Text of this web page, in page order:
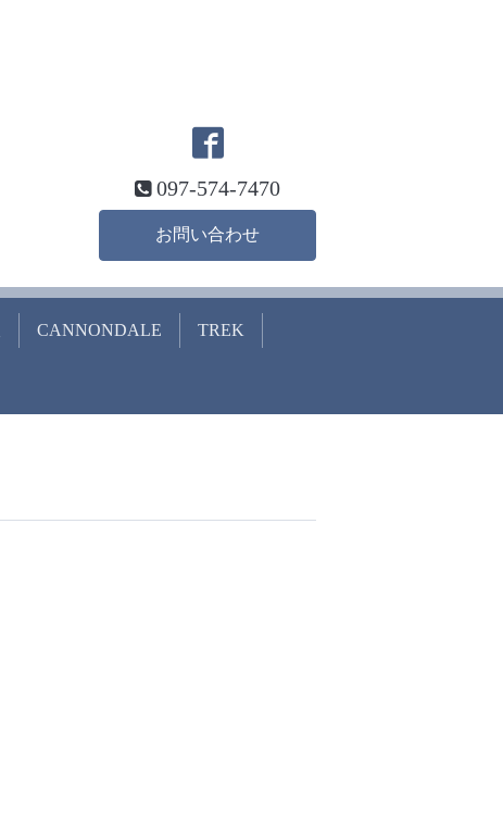
097-574-7470
お問い合わせ
CANNONDALE TREK